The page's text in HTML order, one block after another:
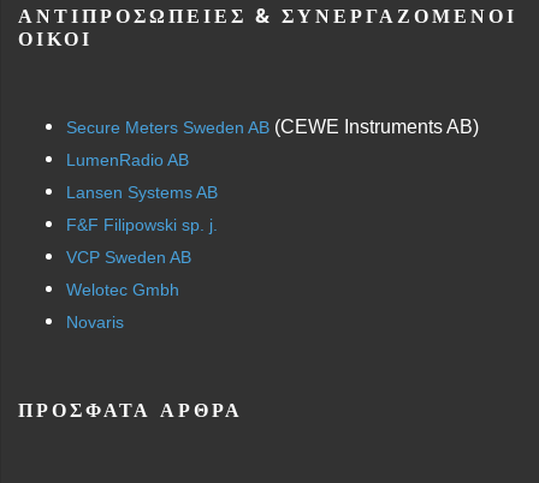
ΑΝΤΙΠΡΟΣΩΠΕΊΕΣ & ΣΥΝΕΡΓΑΖΌΜΕΝΟΙ
ΟΊΚΟΙ
Secure Meters Sweden AB (CEWE Instruments AB)
LumenRadio AB
Lansen Systems AB
F&F Filipowski sp. j.
VCP Sweden AB
Welotec Gmbh
Novaris
ΠΡΌΣΦΑΤΑ ΆΡΘΡΑ